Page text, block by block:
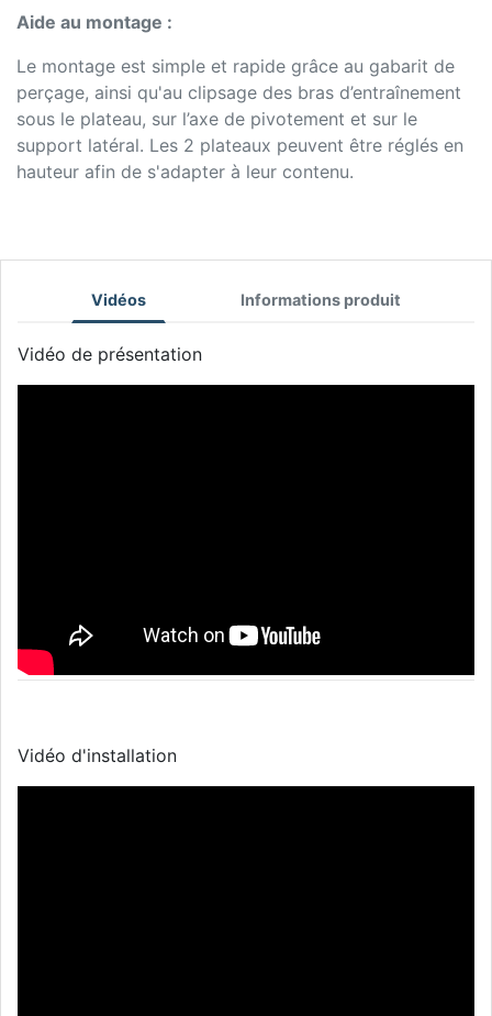
Aide au montage :
Le montage est simple et rapide grâce au gabarit de
perçage, ainsi qu'au clipsage des bras d’entraînement
sous le plateau, sur l’axe de pivotement et sur le
support latéral. Les 2 plateaux peuvent être réglés en
hauteur afin de s'adapter à leur contenu.
Vidéos Informations produit
Vidéo de présentation
Vidéo d'installation